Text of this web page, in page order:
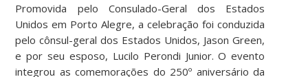
Promovida pelo Consulado-Geral dos Estados
Unidos em Porto Alegre, a celebração foi conduzida
pelo cônsul-geral dos Estados Unidos, Jason Green,
e por seu esposo, Lucilo Perondi Junior. O evento
integrou as comemorações do 250º aniversário da